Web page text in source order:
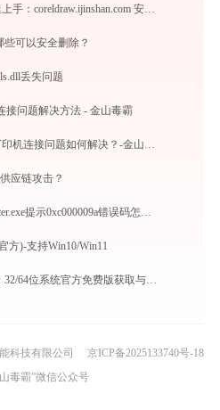
CorelDRAW矢量设计快速上手：coreldraw.ijinshan.com 安全绿色安装与核心技巧
些可以安全删除？
丢失问题
接问题解决方法 - 金山毒霸
爱普生T5485 PRO MFP打印机连接问题如何解决？-金山毒霸
应链攻击？
Adobe Flash打开FlashCenter.exe提示0xc000009a错误码怎么办
方)-支持Win10/Win11
Qt3Support4.dll下载指南：32/64位系统官方免费版获取与修复教程
科技有限公司
京ICP备2025133740号-18
毒霸”微信公众号